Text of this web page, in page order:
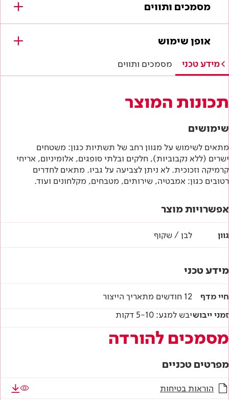
מסמכים ותווים
מסמכים להורדה
מפרטים טכניים
דף טכני
אופן שימוש
מידע טכני מסמכים ותווים
תכונות המוצר
שימושים
מתאים לשימוש על מגוון רחב של תשתיות כגון: משטחים
ישרים (ללא נקבוביות), חלקים ובלתי סופגים, אלומיניום, אריחי
קרמיקה וזכוכית. לא ניתן לצביעה על גביו. מתאים לחדרים
רטובים כגון: אמבטיה, שירותים, מטבחים, מקלחונים ועוד.
אפשרויות מוצר
גוון לבן / שקוף
מידע טכני
חיי מדף
12 חודשים מתאריך הייצור
זמני ייבושיבש למגע: 5-10 דקות
מסמכים להורדה
מפרטים טכניים
הוראות בטיחות